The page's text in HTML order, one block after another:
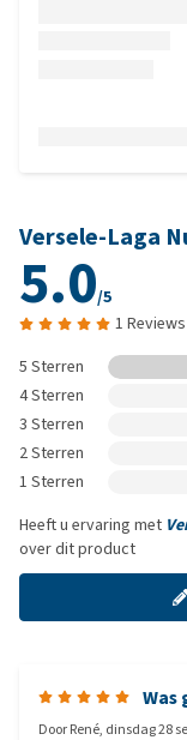
Versele-Laga
5.0/5
1 Reviews
5 Sterren
4 Sterren
3 Sterren
2 Sterren
1 Sterren
Heeft u ervaring met
over dit product
Was
DoorRené, dinsdag 28